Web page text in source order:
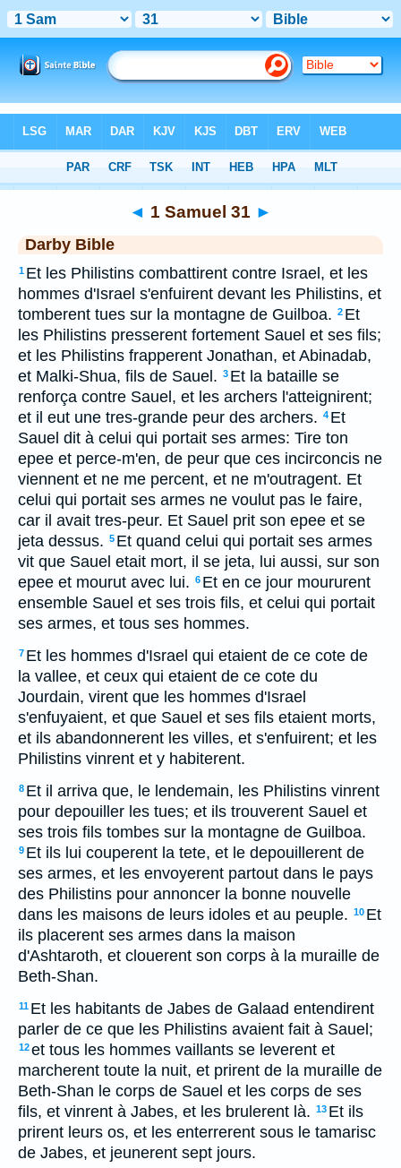
> 1 Samuel 31
◄ 1 Samuel 31 ►
Darby Bible
1 Et les Philistins combattirent contre Israel, et les
hommes d'Israel s'enfuirent devant les Philistins, et
tomberent tues sur la montagne de Guilboa. 2 Et
les Philistins presserent fortement Sauel et ses fils;
et les Philistins frapperent Jonathan, et Abinadab,
et Malki-Shua, fils de Sauel. 3 Et la bataille se
renforça contre Sauel, et les archers l'atteignirent;
et il eut une tres-grande peur des archers. 4 Et
Sauel dit à celui qui portait ses armes: Tire ton
epee et perce-m'en, de peur que ces incirconcis ne
viennent et ne me percent, et ne m'outragent. Et
celui qui portait ses armes ne voulut pas le faire,
car il avait tres-peur. Et Sauel prit son epee et se
jeta dessus. 5 Et quand celui qui portait ses armes
vit que Sauel etait mort, il se jeta, lui aussi, sur son
epee et mourut avec lui. 6 Et en ce jour moururent
ensemble Sauel et ses trois fils, et celui qui portait
ses armes, et tous ses hommes.
7 Et les hommes d'Israel qui etaient de ce cote de
la vallee, et ceux qui etaient de ce cote du
Jourdain, virent que les hommes d'Israel
s'enfuyaient, et que Sauel et ses fils etaient morts,
et ils abandonnerent les villes, et s'enfuirent; et les
Philistins vinrent et y habiterent.
8 Et il arriva que, le lendemain, les Philistins vinrent
pour depouiller les tues; et ils trouverent Sauel et
ses trois fils tombes sur la montagne de Guilboa.
9 Et ils lui couperent la tete, et le depouillerent de
ses armes, et les envoyerent partout dans le pays
des Philistins pour annoncer la bonne nouvelle
dans les maisons de leurs idoles et au peuple. 10 Et
ils placerent ses armes dans la maison
d'Ashtaroth, et clouerent son corps à la muraille de
Beth-Shan.
11 Et les habitants de Jabes de Galaad entendirent
parler de ce que les Philistins avaient fait à Sauel;
12et tous les hommes vaillants se leverent et
marcherent toute la nuit, et prirent de la muraille de
Beth-Shan le corps de Sauel et les corps de ses
fils, et vinrent à Jabes, et les brulerent là. 13 Et ils
prirent leurs os, et les enterrerent sous le tamarisc
de Jabes, et jeunerent sept jours.